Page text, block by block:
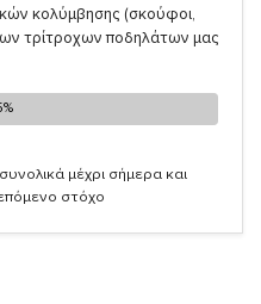
κολύμβησης (σκούφοι,
τρίτροχων ποδηλάτων μας
μέχρι σήμερα και
στόχο